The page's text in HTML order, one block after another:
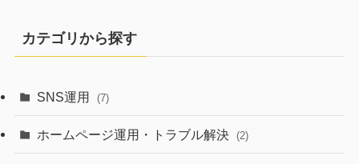
カテゴリから探す
SNS運用 (7)
ホームページ運用・トラブル解決 (2)